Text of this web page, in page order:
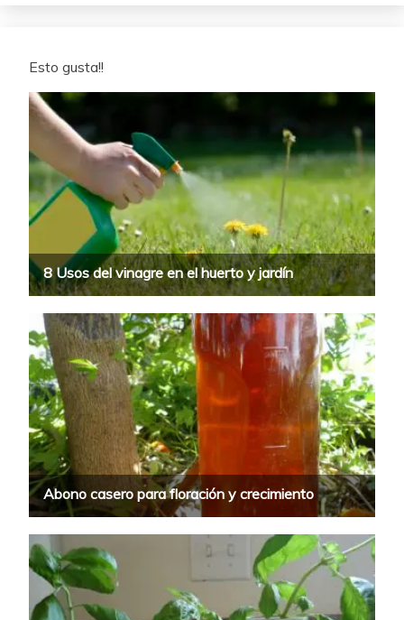
Esto gusta!!